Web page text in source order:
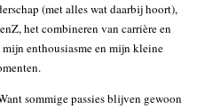
(met alles wat daarbij hoort),
het combineren van carrière en
enthousiasme en mijn kleine
sommige passies blijven gewoon